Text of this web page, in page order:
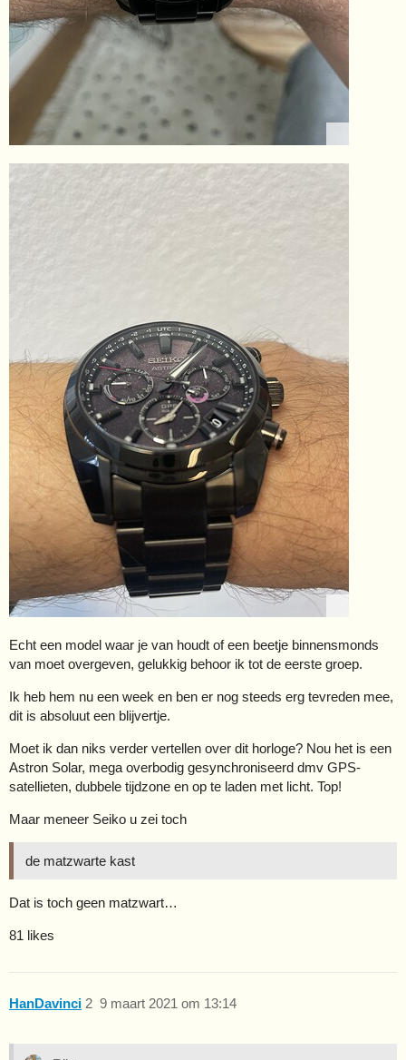
Echt een model waar je van houdt of een beetje binnensmonds
van moet overgeven, gelukkig behoor ik tot de eerste groep.
Ik heb hem nu een week en ben er nog steeds erg tevreden mee,
dit is absoluut een blijvertje.
Moet ik dan niks verder vertellen over dit horloge? Nou het is een
Astron Solar, mega overbodig gesynchroniseerd dmv GPS-
satellieten, dubbele tijdzone en op te laden met licht. Top!
Maar meneer Seiko u zei toch
de matzwarte kast
Dat is toch geen matzwart…
81 likes
HanDavinci 9 maart 2021 om 13:14
2